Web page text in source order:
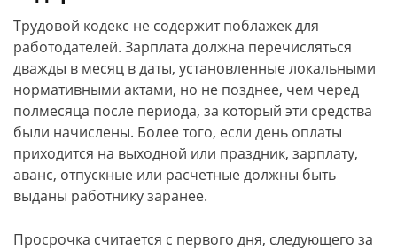
Трудовой кодекс не содержит поблажек для
работодателей. Зарплата должна перечисляться
дважды в месяц в даты, установленные локальными
нормативными актами, но не позднее, чем черед
полмесяца после периода, за который эти средства
были начислены. Более того, если день оплаты
приходится на выходной или праздник, зарплату,
аванс, отпускные или расчетные должны быть
выданы работнику заранее.
Просрочка считается с первого дня, следующего за